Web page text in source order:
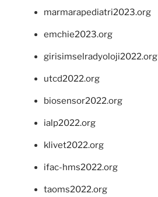
marmarapediatri2023.org
emchie2023.org
girisimselradyoloji2022.org
utcd2022.org
biosensor2022.org
ialp2022.org
klivet2022.org
ifac-hms2022.org
taoms2022.org